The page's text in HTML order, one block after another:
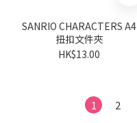
SANRIO CHARACTERS A4
扭扣文件夾
HK$13.00
1 2